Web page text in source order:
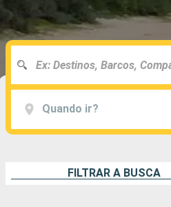
Quando ir?
FILTRAR A BUSCA